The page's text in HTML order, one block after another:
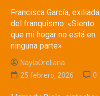
Francisca García, exiliada
del franquismo: «Siento
que mi hogar no está en
ninguna parte»
NaylaOrellana
25 febrero, 2026
0